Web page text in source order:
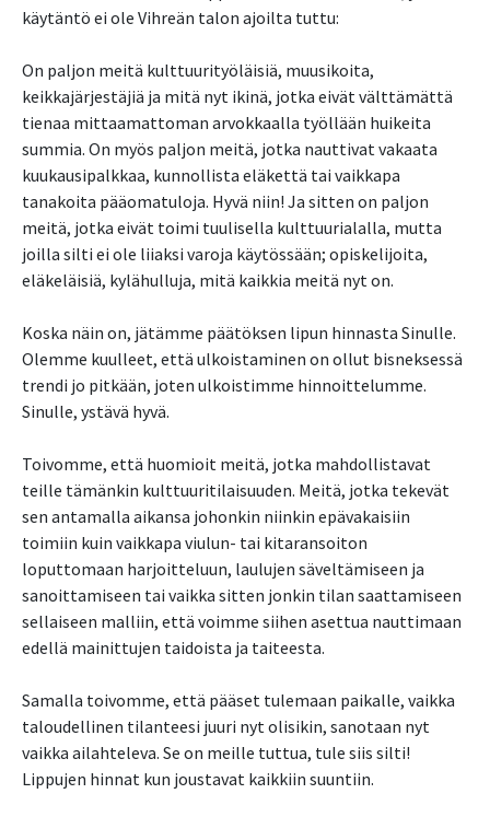
käytäntö ei ole Vihreän talon ajoilta tuttu:
On paljon meitä kulttuurityöläisiä, muusikoita,
keikkajärjestäjiä ja mitä nyt ikinä, jotka eivät välttämättä
tienaa mittaamattoman arvokkaalla työllään huikeita
summia. On myös paljon meitä, jotka nauttivat vakaata
kuukausipalkkaa, kunnollista eläkettä tai vaikkapa
tanakoita pääomatuloja. Hyvä niin! Ja sitten on paljon
meitä, jotka eivät toimi tuulisella kulttuurialalla, mutta
joilla silti ei ole liiaksi varoja käytössään; opiskelijoita,
eläkeläisiä, kylähulluja, mitä kaikkia meitä nyt on.
Koska näin on, jätämme päätöksen lipun hinnasta Sinulle.
Olemme kuulleet, että ulkoistaminen on ollut bisneksessä
trendi jo pitkään, joten ulkoistimme hinnoittelumme.
Sinulle, ystävä hyvä.
Toivomme, että huomioit meitä, jotka mahdollistavat
teille tämänkin kulttuuritilaisuuden. Meitä, jotka tekevät
sen antamalla aikansa johonkin niinkin epävakaisiin
toimiin kuin vaikkapa viulun- tai kitaransoiton
loputtomaan harjoitteluun, laulujen säveltämiseen ja
sanoittamiseen tai vaikka sitten jonkin tilan saattamiseen
sellaiseen malliin, että voimme siihen asettua nauttimaan
edellä mainittujen taidoista ja taiteesta.
Samalla toivomme, että pääset tulemaan paikalle, vaikka
taloudellinen tilanteesi juuri nyt olisikin, sanotaan nyt
vaikka ailahteleva. Se on meille tuttua, tule siis silti!
Lippujen hinnat kun joustavat kaikkiin suuntiin.